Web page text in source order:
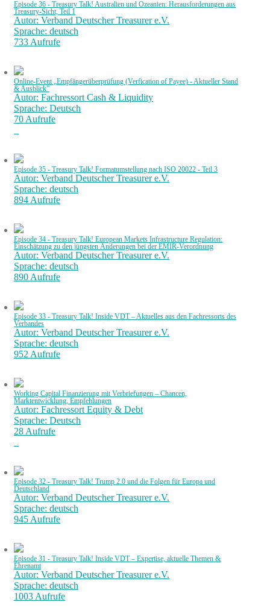
Episode 36 - Treasury Talk! Australien und Ozeanien: Herausforderungen aus
Treasury-Sicht, Teil 1
Autor: Verband Deutscher Treasurer e.V.
Sprache: deutsch
733 Aufrufe
Online-Event „Empfängerüberprüfung (Verfication of Payee) - Aktueller Stand
& Ausblick”
Autor: Fachressort Cash & Liquidity
Sprache: Deutsch
70 Aufrufe
Episode 35 - Treasury Talk! Formatumstellung nach ISO 20022 - Teil 3
Autor: Verband Deutscher Treasurer e.V.
Sprache: deutsch
894 Aufrufe
Episode 34 - Treasury Talk! European Markets Infrastructure Regulation:
Einschätzung zu den jüngsten Änderungen bei der EMIR-Verordnung
Autor: Verband Deutscher Treasurer e.V.
Sprache: deutsch
890 Aufrufe
Episode 33 - Treasury Talk! Inside VDT – Aktuelles aus den Fachressorts des
Verbandes
Autor: Verband Deutscher Treasurer e.V.
Sprache: deutsch
952 Aufrufe
Working Capital Finanzierung mit Verbriefungen – Chancen,
Marktentwicklung, Empfehlungen
Autor: Fachressort Equity & Debt
Sprache: Deutsch
28 Aufrufe
Episode 32 - Treasury Talk! Trump 2.0 und die Folgen für Europa und
Deutschland
Autor: Verband Deutscher Treasurer e.V.
Sprache: deutsch
945 Aufrufe
Episode 31 - Treasury Talk! Inside VDT – Expertise, aktuelle Themen &
Ehrenamt
Autor: Verband Deutscher Treasurer e.V.
Sprache: deutsch
1003 Aufrufe